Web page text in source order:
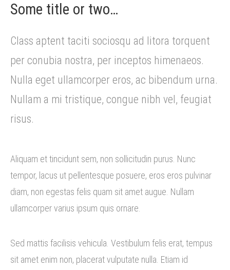
Some title or two…
Class aptent taciti sociosqu ad litora torquent
per conubia nostra, per inceptos himenaeos.
Nulla eget ullamcorper eros, ac bibendum urna.
Nullam a mi tristique, congue nibh vel, feugiat
risus.
Aliquam et tincidunt sem, non sollicitudin purus. Nunc
tempor, lacus ut pellentesque posuere, eros eros pulvinar
diam, non egestas felis quam sit amet augue. Nullam
ullamcorper varius ipsum quis ornare.
Sed mattis facilisis vehicula. Vestibulum felis erat, tempus
sit amet enim non, placerat vulputate nulla. Etiam id